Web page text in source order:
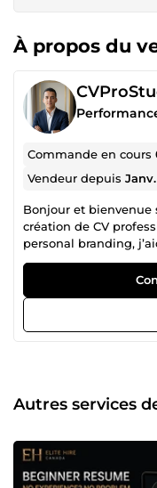
À propos du
Commande en cours
Vendeur depuis
Bonjour et bienvenue sur mon
création de CV
personal branding,
d’entretiens grâce à
stratégiques et professionnels. 🎯 Mes
de CV modernes et
pour passer les
amélioration de CV
transformer votre
capable d’attirer
personnalisée
expérience et vos
J’utilise les bonnes
Autres services